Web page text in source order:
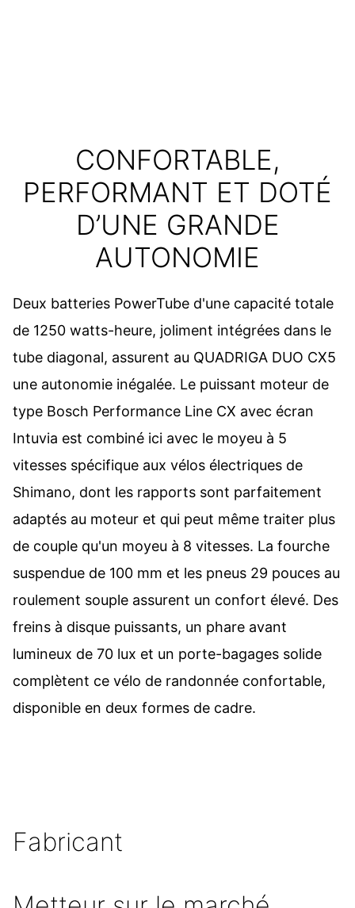
CONFORTABLE,
PERFORMANT ET DOTÉ
D’UNE GRANDE
AUTONOMIE
Deux batteries PowerTube d'une capacité totale
de 1250 watts-heure, joliment intégrées dans le
tube diagonal, assurent au QUADRIGA DUO CX5
une autonomie inégalée. Le puissant moteur de
type Bosch Performance Line CX avec écran
Intuvia est combiné ici avec le moyeu à 5
vitesses spécifique aux vélos électriques de
Shimano, dont les rapports sont parfaitement
adaptés au moteur et qui peut même traiter plus
de couple qu'un moyeu à 8 vitesses. La fourche
suspendue de 100 mm et les pneus 29 pouces au
roulement souple assurent un confort élevé. Des
freins à disque puissants, un phare avant
lumineux de 70 lux et un porte-bagages solide
complètent ce vélo de randonnée confortable,
disponible en deux formes de cadre.
Fabricant